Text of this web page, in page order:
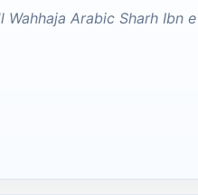
Wahhaja Arabic Sharh Ibn